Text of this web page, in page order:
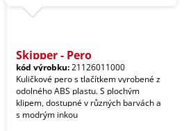
Skipper - Pero
kód výrobku:21126011000
Kuličkové pero s tlačítkem vyrobené z
odolného ABS plastu. S plochým
klipem, dostupné v různých barvách a
s modrým inkou